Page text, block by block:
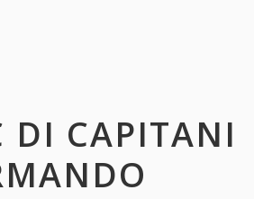
DI CAPITANI